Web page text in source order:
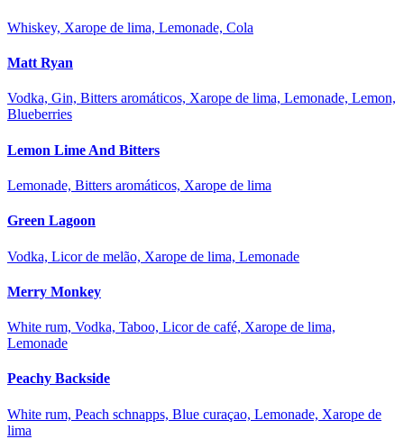
Whiskey, Xarope de lima, Lemonade, Cola
Matt Ryan
Vodka, Gin, Bitters aromáticos, Xarope de lima, Lemonade, Lemon,
Blueberries
Lemon Lime And Bitters
Lemonade, Bitters aromáticos, Xarope de lima
Green Lagoon
Vodka, Licor de melão, Xarope de lima, Lemonade
Merry Monkey
White rum, Vodka, Taboo, Licor de café, Xarope de lima,
Lemonade
Peachy Backside
White rum, Peach schnapps, Blue curaçao, Lemonade, Xarope de
lima